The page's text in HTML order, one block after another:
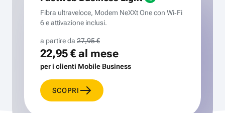
Fibra ultraveloce, Modem NeXXt One con Wi‑Fi
6 e attivazione inclusi.
a partire da 27,95 €
22,95 €al mese
per i clienti Mobile Business
SCOPRI